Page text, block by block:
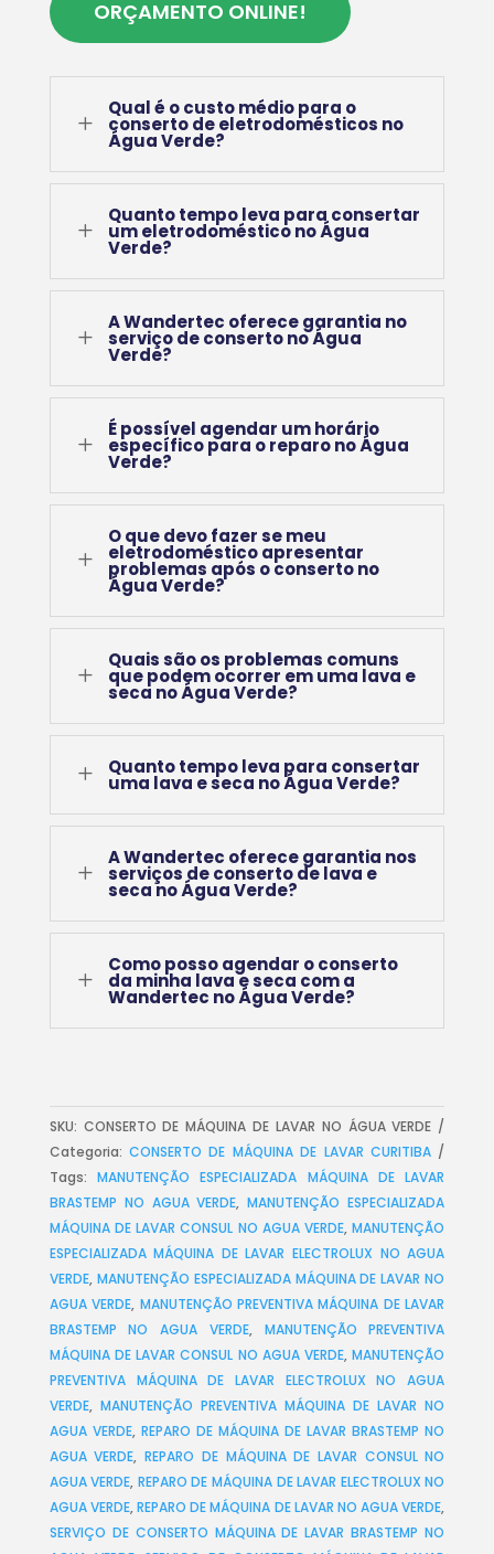
ORÇAMENTO ONLINE!
L
Qual é o custo médio para o
conserto de eletrodomésticos no
Água Verde?
L
Quanto tempo leva para consertar
um eletrodoméstico no Água
Verde?
L
A Wandertec oferece garantia no
serviço de conserto no Água
Verde?
L
É possível agendar um horário
específico para o reparo no Água
Verde?
L
O que devo fazer se meu
eletrodoméstico apresentar
problemas após o conserto no
Água Verde?
L
Quais são os problemas comuns
que podem ocorrer em uma lava e
seca no Água Verde?
L Quanto tempo leva para consertar
uma lava e seca no Água Verde?
L
A Wandertec oferece garantia nos
serviços de conserto de lava e
seca no Água Verde?
L
Como posso agendar o conserto
da minha lava e seca com a
Wandertec no Água Verde?
SKU: CONSERTO DE MÁQUINA DE LAVAR NO ÁGUA VERDE
Categoria:CONSERTO DE MÁQUINA DE LAVAR CURITIBA
Tags:MANUTENÇÃO ESPECIALIZADA MÁQUINA DE LAVAR
BRASTEMP NO AGUA VERDE,MANUTENÇÃO ESPECIALIZADA
MÁQUINA DE LAVAR CONSUL NO AGUA VERDE,MANUTENÇÃO
ESPECIALIZADA MÁQUINA DE LAVAR ELECTROLUX NO AGUA
VERDE, MANUTENÇÃO ESPECIALIZADA MÁQUINA DE LAVAR NO
AGUA VERDE, MANUTENÇÃO PREVENTIVA MÁQUINA DE LAVAR
BRASTEMP NO AGUA VERDE, MANUTENÇÃO PREVENTIVA
MÁQUINA DE LAVAR CONSUL NO AGUA VERDE,MANUTENÇÃO
PREVENTIVA MÁQUINA DE LAVAR ELECTROLUX NO AGUA
VERDE, MANUTENÇÃO PREVENTIVA MÁQUINA DE LAVAR NO
AGUA VERDE, REPARO DE MÁQUINA DE LAVAR BRASTEMP NO
AGUA VERDE,REPARO DE MÁQUINA DE LAVAR CONSUL NO
AGUA VERDE, REPARO DE MÁQUINA DE LAVAR ELECTROLUX NO
AGUA VERDE,REPARO DE MÁQUINA DE LAVAR NO AGUA VERDE,
SERVIÇO DE CONSERTO MÁQUINA DE LAVAR BRASTEMP NO